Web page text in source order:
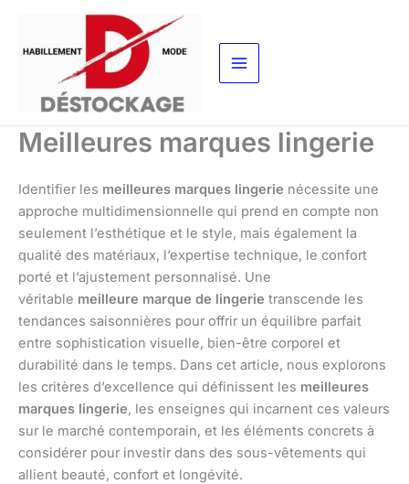
contenu
Meilleures marques lingerie
Identifier les meilleures marques lingerie nécessite une
approche multidimensionnelle qui prend en compte non
seulement l’esthétique et le style, mais également la
qualité des matériaux, l’expertise technique, le confort
porté et l’ajustement personnalisé. Une
véritable meilleure marque de lingerie transcende les
tendances saisonnières pour offrir un équilibre parfait
entre sophistication visuelle, bien-être corporel et
durabilité dans le temps. Dans cet article, nous explorons
les critères d’excellence qui définissent les meilleures
marques lingerie, les enseignes qui incarnent ces valeurs
sur le marché contemporain, et les éléments concrets à
considérer pour investir dans des sous-vêtements qui
allient beauté, confort et longévité.